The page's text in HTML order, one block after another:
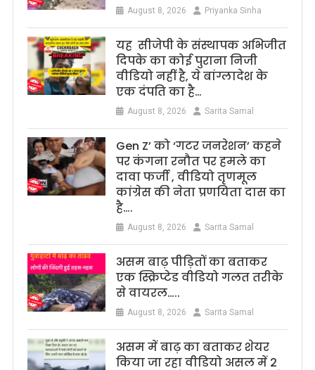
August 8, 2026 Priyanka Sinha
यह सीजेपी के संस्थापक अभिजीत
दिपके का कोई पुराना निजी
वीडियो नहीं है, ये बांग्लादेश के
एक दंपति का है…
August 8, 2026 Sarita Samal
Gen Z’ को ‘गटर जनरेशन’ कहने
पर कंगना रनौत पर हमले का
दावा फर्जी , वीडियो तृणमूल
कांग्रेस की नेता प्रणयिता दास का
है….
August 8, 2026 Sarita Samal
असम बाढ़ पीड़ितों का बताकर
एक स्क्रिप्टेड वीडियो गलत तरीके
से वायरल…..
August 8, 2026 Sarita Samal
असम में बाढ़ का बताकर शेयर
किया जा रहा वीडियो असल में 2